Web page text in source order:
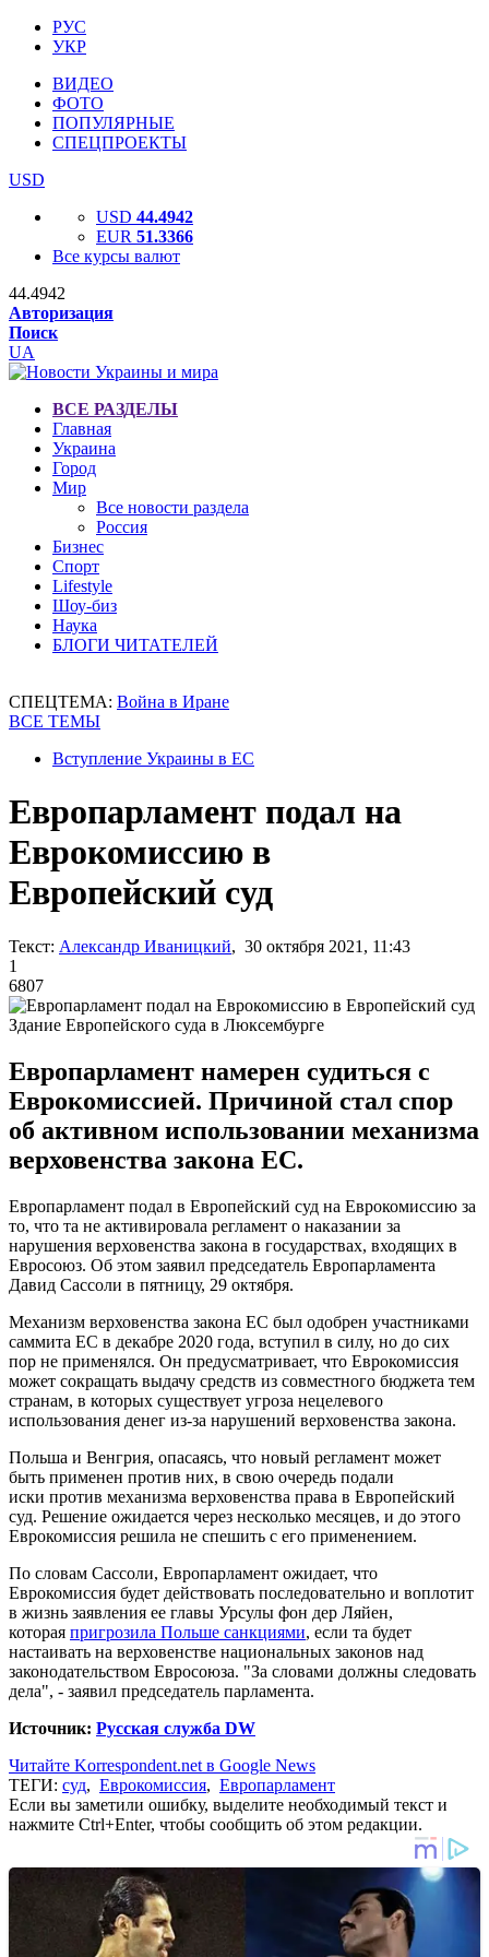
РУС
УКР
ВИДЕО
ФОТО
ПОПУЛЯРНЫЕ
СПЕЦПРОЕКТЫ
USD
USD 44.4942
EUR 51.3366
Все курсы валют
44.4942
Авторизация
Поиск
UA
ВСЕ РАЗДЕЛЫ
Главная
Украина
Город
Мир
Все новости раздела
Россия
Бизнес
Спорт
Lifestyle
Шоу-биз
Наука
БЛОГИ ЧИТАТЕЛЕЙ
СПЕЦТЕМА: Война в Иране
ВСЕ ТЕМЫ
Вступление Украины в ЕС
Европарламент подал на
Еврокомиссию в
Европейский суд
Текст: Александр Иваницкий, 30 октября 2021, 11:43
1
6807
Здание Европейского суда в Люксембурге
Европарламент намерен судиться с
Еврокомиссией. Причиной стал спор
об активном использовании механизма
верховенства закона ЕС.
Европарламент подал в Европейский суд на Еврокомиссию за
то, что та не активировала регламент о наказании за
нарушения верховенства закона в государствах, входящих в
Евросоюз. Об этом заявил председатель Европарламента
Давид Сассоли в пятницу, 29 октября.
Механизм верховенства закона ЕС был одобрен участниками
саммита ЕС в декабре 2020 года, вступил в силу, но до сих
пор не применялся. Он предусматривает, что Еврокомиссия
может сокращать выдачу средств из совместного бюджета тем
странам, в которых существует угроза нецелевого
использования денег из-за нарушений верховенства закона.
Польша и Венгрия, опасаясь, что новый регламент может
быть применен против них, в свою очередь подали
иски против механизма верховенства права в Европейский
суд. Решение ожидается через несколько месяцев, и до этого
Еврокомиссия решила не спешить с его применением.
По словам Сассоли, Европарламент ожидает, что
Еврокомиссия будет действовать последовательно и воплотит
в жизнь заявления ее главы Урсулы фон дер Ляйен,
которая пригрозила Польше санкциями, если та будет
настаивать на верховенстве национальных законов над
законодательством Евросоюза. "За словами должны следовать
дела", - заявил председатель парламента.
Источник: Русская служба DW
Читайте Korrespondent.net в Google News
ТЕГИ: суд, Еврокомиссия, Европарламент
Если вы заметили ошибку, выделите необходимый текст и
нажмите Ctrl+Enter, чтобы сообщить об этом редакции.